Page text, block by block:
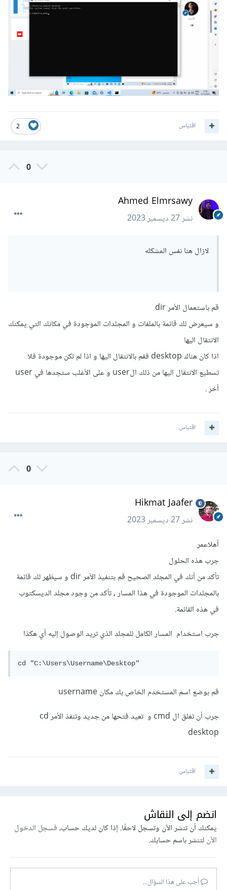
2 اقتباس
0
Ahmed Elmrsawy
نشر27 ديسمبر 2023
لازال هنا نفس المشكله
قم باستعمال الأمر dir
و سيعرض لك قائمة بالملفات و المجلدات الموجودة في مكانك التي يمكنك
الانتقال اليها
اذا كان هناك desktop فقم بالانتقال اليها و اذا لم تكن موجودة فلا
تسطيع الانتقال اليها من ذلك الuser و على الأغلب ستجدها في user
أخر .
اقتباس
0
Hikmat Jaafer
نشر27 ديسمبر 2023
أهلاعمر
جرب هذه الحلول
تأكد من أنك في المجلد الصحيح قم بتنفيذ الأمر dir و سيظهر لك قائمة
بالمجلدات الموجودة في هذا المسار , تأكد من وجود مجلد الديسكتوب
في هذه القائمة.
جرب استخدام المسار الكامل للمجلد الذي تريد الوصول إليه أي هكذا
cd "C:\Users\Username\Desktop"
قم بوضع اسم المستخدم الخاص بك مكان username
جرب أن تغلق ال cmd و تعيد فتحها من جديد وتنفذ الأمر cd
desktop
اقتباس
انضم إلى النقاش
يمكنك أن تنشر الآن وتسجل لاحقًا. إذا كان لديك حساب،فسجل الدخول
الآنلتنشر باسم حسابك.
أجب على هذا السؤال...